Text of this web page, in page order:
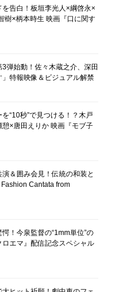
告白！板垣李光人×綱啓永×
樹×柄本時生 映画『口に関す
3弾始動！佐々木蔵之介、深田
特報映像＆ビジュアル解禁
“10秒”で見つける！？木戸
×唐田えりか 映画『モブ子
＆囲み会見！伝統の和装と
Cantata from
！今泉監督の“1mm単位”の
エマ』配信記念スペシャル